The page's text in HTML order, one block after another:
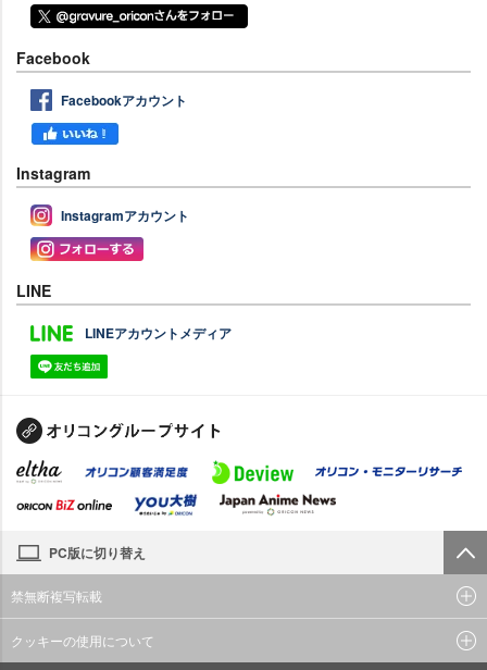
Facebook
Facebookアカウント
Instagram
Instagramアカウント
LINE
LINEアカウントメディア
PC版に切り替え
禁無断複写転載
クッキーの使用について